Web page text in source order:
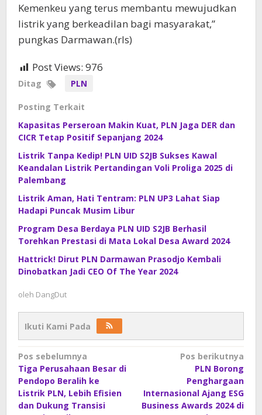
Kemenkeu yang terus membantu mewujudkan
listrik yang berkeadilan bagi masyarakat,”
pungkas Darmawan.(rls)
Post Views: 976
Ditag PLN
Posting Terkait
Kapasitas Perseroan Makin Kuat, PLN Jaga DER dan
CICR Tetap Positif Sepanjang 2024
Listrik Tanpa Kedip! PLN UID S2JB Sukses Kawal
Keandalan Listrik Pertandingan Voli Proliga 2025 di
Palembang
Listrik Aman, Hati Tentram: PLN UP3 Lahat Siap
Hadapi Puncak Musim Libur
Program Desa Berdaya PLN UID S2JB Berhasil
Torehkan Prestasi di Mata Lokal Desa Award 2024
Hattrick! Dirut PLN Darmawan Prasodjo Kembali
Dinobatkan Jadi CEO Of The Year 2024
oleh DangDut
Ikuti Kami Pada
Navigasi
pos
Pos sebelumnya
Tiga Perusahaan Besar di
Pendopo Beralih ke
Listrik PLN, Lebih Efisien
dan Dukung Transisi
Pos berikutnya
PLN Borong
Penghargaan
Internasional Ajang ESG
Business Awards 2024 di